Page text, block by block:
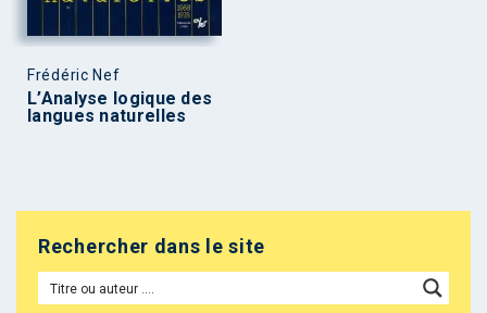
Frédéric Nef
L’Analyse logique des
langues naturelles
Rechercher dans le site